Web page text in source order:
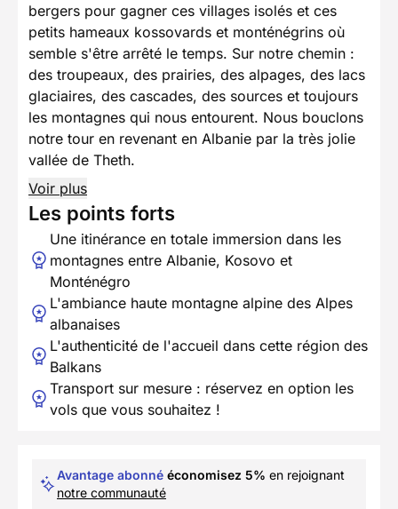
bergers pour gagner ces villages isolés et ces
petits hameaux kossovards et monténégrins où
semble s'être arrêté le temps. Sur notre chemin :
des troupeaux, des prairies, des alpages, des lacs
glaciaires, des cascades, des sources et toujours
les montagnes qui nous entourent. Nous bouclons
notre tour en revenant en Albanie par la très jolie
vallée de Theth.
Voir plus
Les points forts
Une itinérance en totale immersion dans les
montagnes entre Albanie, Kosovo et
Monténégro
L'ambiance haute montagne alpine des Alpes
albanaises
L'authenticité de l'accueil dans cette région des
Balkans
Transport sur mesure : réservez en option les
vols que vous souhaitez !
Avantage abonné économisez 5% en rejoignant
notre communauté